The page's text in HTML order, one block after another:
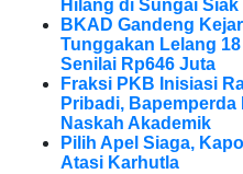
Hilang di Sungai Siak
BKAD Gandeng
Tunggakan Lelang
Senilai Rp646 Juta
Fraksi PKB Inisiasi
Pribadi,
Naskah Akademik
Pilih Apel Siaga,
Atasi Karhutla